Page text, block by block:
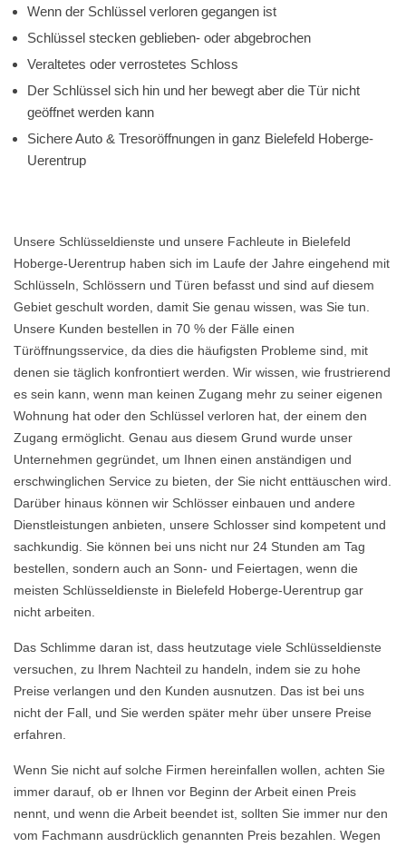
Wenn der Schlüssel verloren gegangen ist
Schlüssel stecken geblieben- oder abgebrochen
Veraltetes oder verrostetes Schloss
Der Schlüssel sich hin und her bewegt aber die Tür nicht
geöffnet werden kann
Sichere Auto & Tresoröffnungen in ganz Bielefeld Hoberge-
Uerentrup
Unsere Schlüsseldienste und unsere Fachleute in Bielefeld
Hoberge-Uerentrup haben sich im Laufe der Jahre eingehend mit
Schlüsseln, Schlössern und Türen befasst und sind auf diesem
Gebiet geschult worden, damit Sie genau wissen, was Sie tun.
Unsere Kunden bestellen in 70 % der Fälle einen
Türöffnungsservice, da dies die häufigsten Probleme sind, mit
denen sie täglich konfrontiert werden. Wir wissen, wie frustrierend
es sein kann, wenn man keinen Zugang mehr zu seiner eigenen
Wohnung hat oder den Schlüssel verloren hat, der einem den
Zugang ermöglicht. Genau aus diesem Grund wurde unser
Unternehmen gegründet, um Ihnen einen anständigen und
erschwinglichen Service zu bieten, der Sie nicht enttäuschen wird.
Darüber hinaus können wir Schlösser einbauen und andere
Dienstleistungen anbieten, unsere Schlosser sind kompetent und
sachkundig. Sie können bei uns nicht nur 24 Stunden am Tag
bestellen, sondern auch an Sonn- und Feiertagen, wenn die
meisten Schlüsseldienste in Bielefeld Hoberge-Uerentrup gar
nicht arbeiten.
Das Schlimme daran ist, dass heutzutage viele Schlüsseldienste
versuchen, zu Ihrem Nachteil zu handeln, indem sie zu hohe
Preise verlangen und den Kunden ausnutzen. Das ist bei uns
nicht der Fall, und Sie werden später mehr über unsere Preise
erfahren.
Wenn Sie nicht auf solche Firmen hereinfallen wollen, achten Sie
immer darauf, ob er Ihnen vor Beginn der Arbeit einen Preis
nennt, und wenn die Arbeit beendet ist, sollten Sie immer nur den
vom Fachmann ausdrücklich genannten Preis bezahlen. Wegen